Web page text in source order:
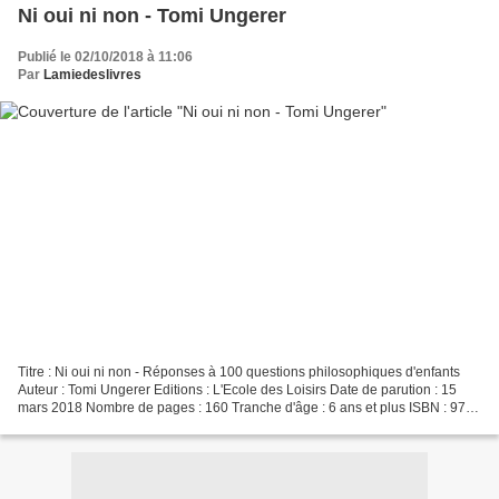
Ni oui ni non - Tomi Ungerer
Publié le 02/10/2018 à 11:06
Par Lamiedeslivres
Titre : Ni oui ni non - Réponses à 100 questions philosophiques d'enfants
Auteur : Tomi Ungerer Editions : L'Ecole des Loisirs Date de parution : 15
mars 2018 Nombre de pages : 160 Tranche d'âge : 6 ans et plus ISBN : 978-